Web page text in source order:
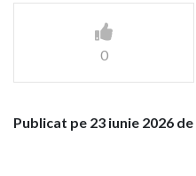
0
Publicat pe 23 iunie 2026 de